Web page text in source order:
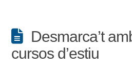
Desmarca’t
cursos d’estiu